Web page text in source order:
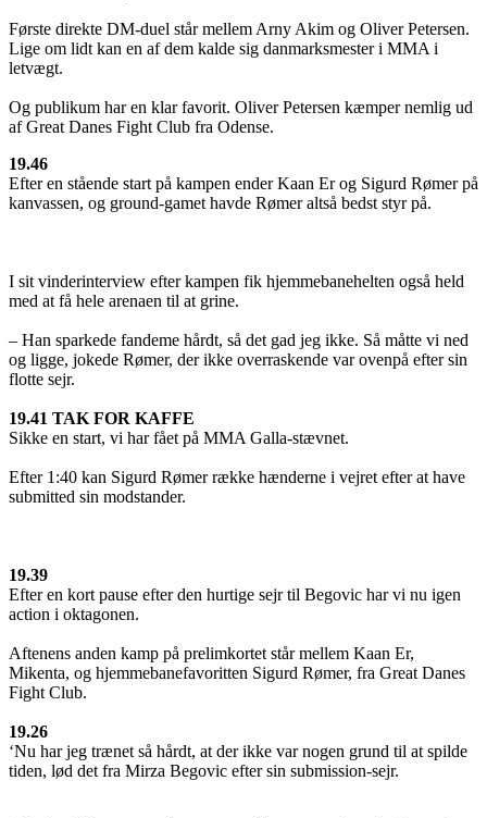
Første direkte DM-duel står mellem Arny Akim og Oliver Petersen.
Lige om lidt kan en af dem kalde sig danmarksmester i MMA i
letvægt.
Og publikum har en klar favorit. Oliver Petersen kæmper nemlig ud
af Great Danes Fight Club fra Odense.
19.46
Efter en stående start på kampen ender Kaan Er og Sigurd Rømer på
kanvassen, og ground-gamet havde Rømer altså bedst styr på.
I sit vinderinterview efter kampen fik hjemmebanehelten også held
med at få hele arenaen til at grine.
– Han sparkede fandeme hårdt, så det gad jeg ikke. Så måtte vi ned
og ligge, jokede Rømer, der ikke overraskende var ovenpå efter sin
flotte sejr.
19.41 TAK FOR KAFFE
Sikke en start, vi har fået på MMA Galla-stævnet.
Efter 1:40 kan Sigurd Rømer række hænderne i vejret efter at have
submitted sin modstander.
19.39
Efter en kort pause efter den hurtige sejr til Begovic har vi nu igen
action i oktagonen.
Aftenens anden kamp på prelimkortet står mellem Kaan Er,
Mikenta, og hjemmebanefavoritten Sigurd Rømer, fra Great Danes
Fight Club.
19.26
‘Nu har jeg trænet så hårdt, at der ikke var nogen grund til at spilde
tiden, lød det fra Mirza Begovic efter sin submission-sejr.